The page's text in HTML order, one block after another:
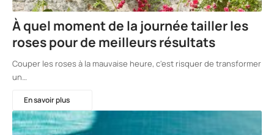
À quel moment de la journée tailler les
roses pour de meilleurs résultats
Couper les roses à la mauvaise heure, c'est risquer de transformer
un…
En savoir plus